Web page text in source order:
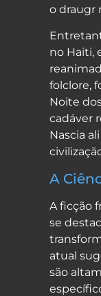
o draugr
no Haiti,
folclore,
Noite
cadáver
Nascia
A
A ficção
se
atual
são